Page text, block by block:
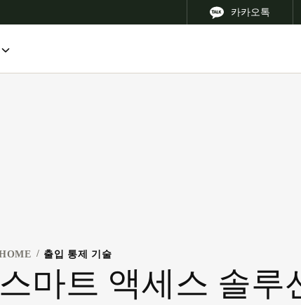
카카오톡
Korean English
Vietnam
출입 통제 기술
스마트 액세스 솔루